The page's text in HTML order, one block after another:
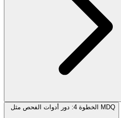
الخطوة 4: دور أدوات الفحص مثل MDQ